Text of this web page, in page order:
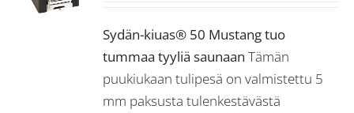
Sydän-kiuas® 50 Mustang tuo
tummaa tyyliä saunaan Tämän
puukiukaan tulipesä on valmistettu 5
mm paksusta tulenkestävästä